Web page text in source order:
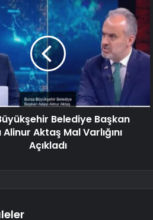
Belediye Başkan
Alinur Aktaş Mal Varlığını
Açıkladı